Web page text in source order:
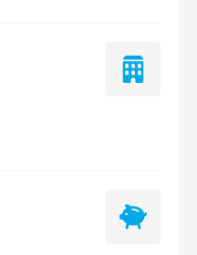
Iba
Najlacnejší